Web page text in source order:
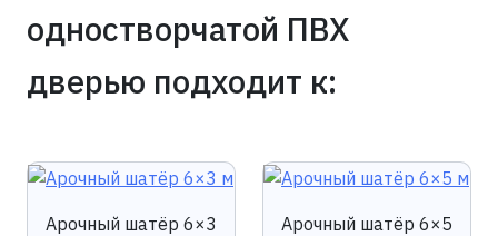
одностворчатой ПВХ
дверью подходит к:
Арочный шатёр 6×3
Арочный шатёр 6×5